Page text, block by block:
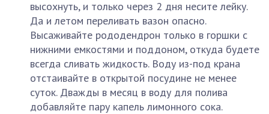
высохнуть, и только через 2 дня несите лейку.
Да и летом переливать вазон опасно.
Высаживайте рододендрон только в горшки с
нижними емкостями и поддоном, откуда будете
всегда сливать жидкость. Воду из-под крана
отстаивайте в открытой посудине не менее
суток. Дважды в месяц в воду для полива
добавляйте пару капель лимонного сока.